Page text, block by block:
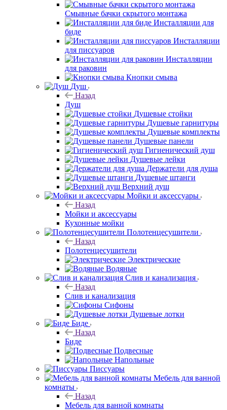
Смывные бачки скрытого монтажа
Инсталляции для
биде
Инсталляции
для писсуаров
Инсталляции
для раковин
Кнопки смыва
Душ
Назад
Душ
Душевые стойки
Душевые гарнитуры
Душевые комплекты
Душевые панели
Гигиенический душ
Душевые лейки
Держатели для душа
Душевые штанги
Верхний душ
Мойки и аксессуары
Назад
Мойки и аксессуары
Кухонные мойки
Полотенцесушители
Назад
Полотенцесушители
Электрические
Водяные
Слив и канализация
Назад
Слив и канализация
Сифоны
Душевые лотки
Биде
Назад
Биде
Подвесные
Напольные
Писсуары
Мебель для ванной
комнаты
Назад
Мебель для ванной комнаты